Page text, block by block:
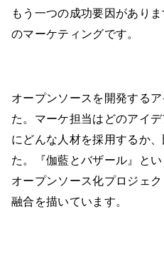
もう一つの成功要因があり
のマーケティングです。
オープンソースを開発する
た。マーケ担当はどのアイ
にどんな人材を採用するか
た。『伽藍とバザール』と
オープンソース化プロジェ
融合を描いています。